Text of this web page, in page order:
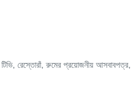
রেস্তোরাঁ, রুমের প্রয়োজনীয় আসবাবপত্র,